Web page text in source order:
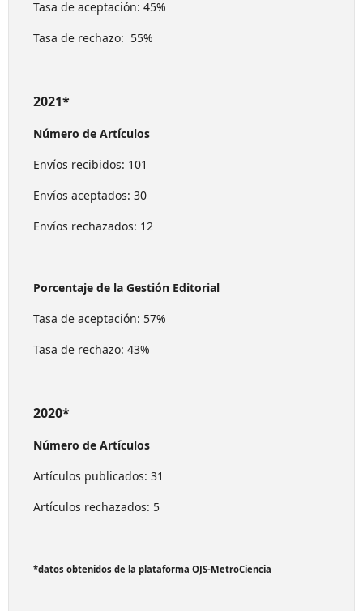
Tasa de aceptación: 45%
Tasa de rechazo: 55%
2021*
Número de Artículos
Envíos recibidos: 101
Envíos aceptados: 30
Envíos rechazados: 12
Porcentaje de la Gestión Editorial
Tasa de aceptación: 57%
Tasa de rechazo: 43%
2020*
Número de Artículos
Artículos publicados: 31
Artículos rechazados: 5
*datos obtenidos de la plataforma OJS-MetroCiencia